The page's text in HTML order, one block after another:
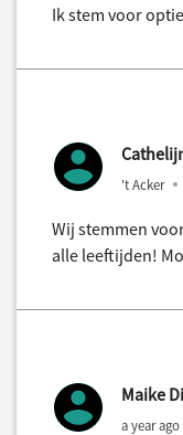
Ik stem voor
't Acker
Wij stemmen
alle leeftijden!
Maike
a year ago